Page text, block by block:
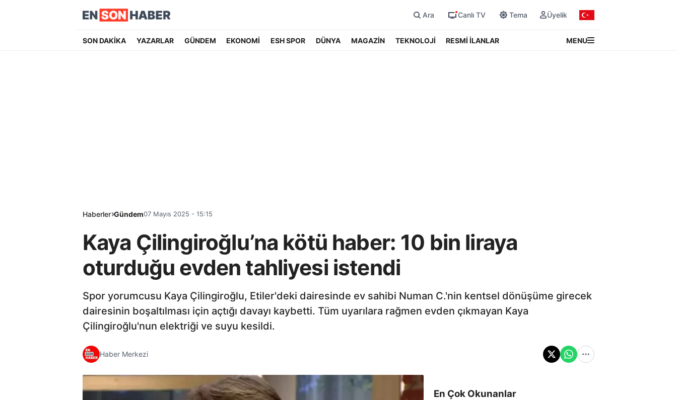
Ara Canlı TV Tema Üyelik
SON DAKİKA YAZARLAR GÜNDEM EKONOMİ ESH SPOR DÜNYA MAGAZİN TEKNOLOJİ RESMİ İLANLAR MENU
Haberler Gündem07 Mayıs 2025 - 15:15
Kaya Çilingiroğlu’na kötü haber: 10 bin liraya
oturduğu evden tahliyesi istendi
Spor yorumcusu Kaya Çilingiroğlu, Etiler'deki dairesinde ev sahibi Numan C.'nin kentsel dönüşüme girecek
dairesinin boşaltılması için açtığı davayı kaybetti. Tüm uyarılara rağmen evden çıkmayan Kaya
Çilingiroğlu'nun elektriği ve suyu kesildi.
Haber Merkezi
En Çok Okunanlar